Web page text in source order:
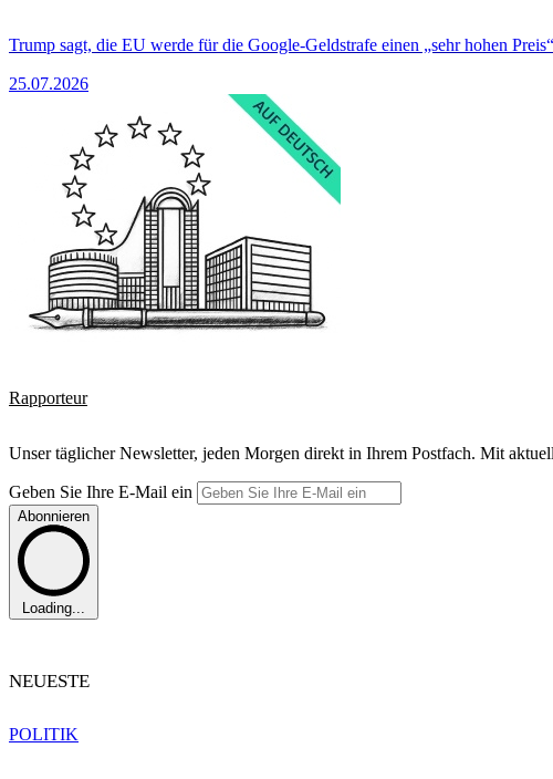
Trump sagt, die EU werde für die Google-Geldstrafe einen „sehr hohen
25.07.2026
Rapporteur
Unser täglicher Newsletter, jeden Morgen direkt in Ihrem Postfach. Mit
Geben Sie Ihre E-Mail ein
Abonnieren
Loading...
NEUESTE
POLITIK